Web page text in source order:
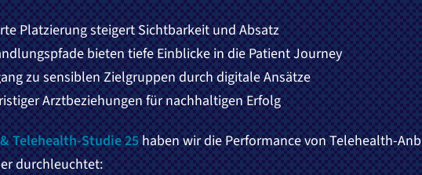
Platzierung steigert Sichtbarkeit und Absatz
bieten tiefe Einblicke in die Patient Journey
zu sensiblen Zielgruppen durch digitale Ansätze
Arztbeziehungen für nachhaltigen Erfolg
Telehealth-Studie 25haben wir die Performance von Telehealth-
durchleuchtet: